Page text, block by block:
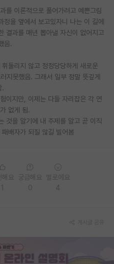
를 이론적으로 풀어가려고 예쁜그림
을 옆에서 보고있자니 나는 이 길에
결과를 매년 뽑아낼 자신이 없어지고
음.
둘리지 않고 정정당당하게 새로운
지못했음. 그래서 일부 정말 뜻깊게
.
이지만, 이제는 다들 자리잡은 각 연
없게 됨.
것을 알기에 내 주제를 알고 곧 이직
배자가 되질 않길 빌어봄